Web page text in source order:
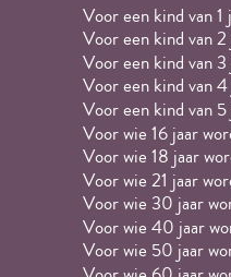
Voor een kind van 1
Voor een kind van 2
Voor een kind van 3
Voor een kind van
Voor een kind van 5
Voor wie 16 jaar
Voor wie 18 jaar
Voor wie 21 jaar
Voor wie 30 jaar
Voor wie 40 jaar
Voor wie 50 jaar